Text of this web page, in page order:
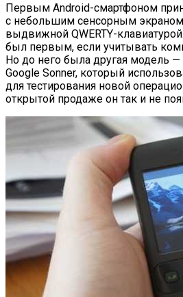
Первым Android-смартфоном
с небольшим сенсорным
выдвижной QWERTY-
был первым, если учитывать
Но до него была другая модель —
Google Sonner, который
для тестирования новой
открытой продаже он так и не